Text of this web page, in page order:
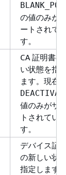
の値のみが
ートされて
す。
CA 証明書の
い状態を指
ます。現在
値のみがサ
トされてい
す。
デバイス証
の新しい状
指定します